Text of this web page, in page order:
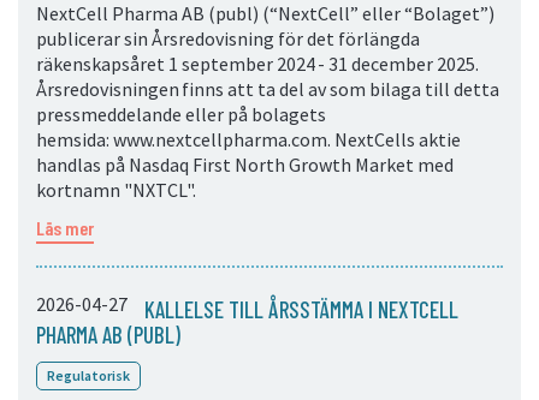
NextCell Pharma AB (publ) (“NextCell” eller “Bolaget”)
publicerar sin Årsredovisning för det förlängda
räkenskapsåret 1 september 2024 - 31 december 2025.
Årsredovisningen finns att ta del av som bilaga till detta
pressmeddelande eller på bolagets
hemsida: www.nextcellpharma.com. NextCells aktie
handlas på Nasdaq First North Growth Market med
kortnamn "NXTCL".
Läs mer
2026-04-27
KALLELSE TILL ÅRSSTÄMMA I NEXTCELL
PHARMA AB (PUBL)
Regulatorisk